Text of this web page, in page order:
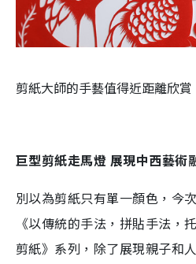
剪紙大師的手藝值得近距離欣賞
巨型剪紙走馬燈 展現中西藝術
別以為剪紙只有單一顏色，今
《以傳統的手法，拼貼手法，
剪紙》系列，除了展現親子和